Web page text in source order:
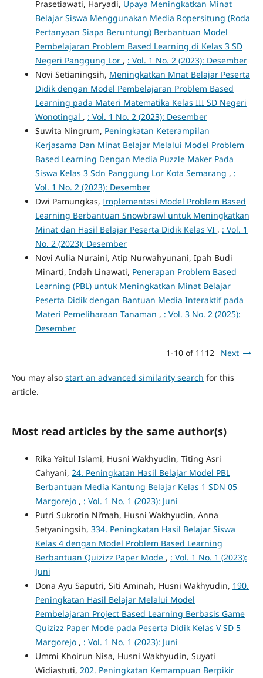
Prasetiawati, Haryadi, Upaya Meningkatkan Minat
Belajar Siswa Menggunakan Media Ropersitung (Roda
Pertanyaan Siapa Beruntung) Berbantuan Model
Pembelajaran Problem Based Learning di Kelas 3 SD
Negeri Panggung Lor , : Vol. 1 No. 2 (2023): Desember
Novi Setianingsih, Meningkatkan Mnat Belajar Peserta
Didik dengan Model Pembelajaran Problem Based
Learning pada Materi Matematika Kelas III SD Negeri
Wonotingal , : Vol. 1 No. 2 (2023): Desember
Suwita Ningrum, Peningkatan Keterampilan
Kerjasama Dan Minat Belajar Melalui Model Problem
Based Learning Dengan Media Puzzle Maker Pada
Siswa Kelas 3 Sdn Panggung Lor Kota Semarang , :
Vol. 1 No. 2 (2023): Desember
Dwi Pamungkas, Implementasi Model Problem Based
Learning Berbantuan Snowbrawl untuk Meningkatkan
Minat dan Hasil Belajar Peserta Didik Kelas VI , : Vol. 1
No. 2 (2023): Desember
Novi Aulia Nuraini, Atip Nurwahyunani, Ipah Budi
Minarti, Indah Linawati, Penerapan Problem Based
Learning (PBL) untuk Meningkatkan Minat Belajar
Peserta Didik dengan Bantuan Media Interaktif pada
Materi Pemeliharaan Tanaman , : Vol. 3 No. 2 (2025):
Desember
1-10 of 1112 Next
You may also start an advanced similarity search for this
article.
Most read articles by the same author(s)
Rika Yaitul Islami, Husni Wakhyudin, Titing Asri
Cahyani, 24. Peningkatan Hasil Belajar Model PBL
Berbantuan Media Kantung Belajar Kelas 1 SDN 05
Margorejo , : Vol. 1 No. 1 (2023): Juni
Putri Sukrotin Ni’mah, Husni Wakhyudin, Anna
Setyaningsih, 334. Peningkatan Hasil Belajar Siswa
Kelas 4 dengan Model Problem Based Learning
Berbantuan Quizizz Paper Mode , : Vol. 1 No. 1 (2023):
Juni
Dona Ayu Saputri, Siti Aminah, Husni Wakhyudin, 190.
Peningkatan Hasil Belajar Melalui Model
Pembelajaran Project Based Learning Berbasis Game
Quizizz Paper Mode pada Peserta Didik Kelas V SD 5
Margorejo , : Vol. 1 No. 1 (2023): Juni
Ummi Khoirun Nisa, Husni Wakhyudin, Suyati
Widiastuti, 202. Peningkatan Kemampuan Berpikir